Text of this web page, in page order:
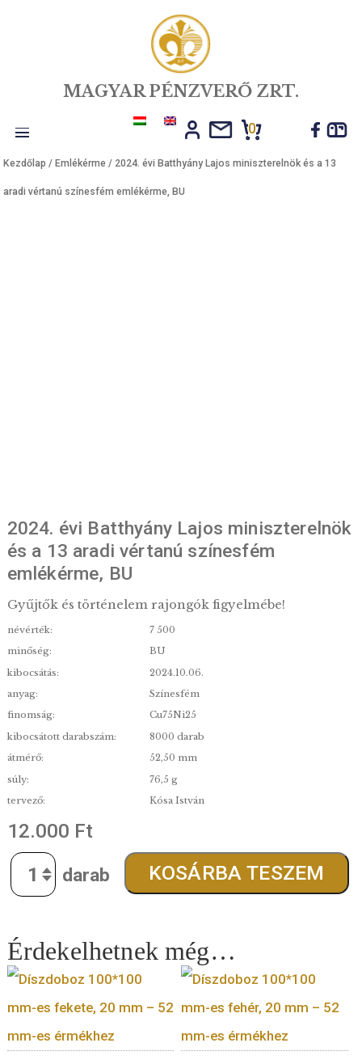
MAGYAR PÉNZVERŐ ZRT.
Toggle
navigation
Kezdőlap / Emlékérme / 2024. évi Batthyány Lajos miniszterelnök és
2024. évi Batthyány Lajos
és a 13 aradi vértanú színesfém
emlékérme, BU
Gyűjtők és történelem rajongók figyelmébe!
névérték:
7 500
minőség:
BU
kibocsátás: 2024.10.06.
anyag: Színesfém
kibocsátott darabszám:
átmérő: 52,50 mm
súly:
12.000Ft
Quantity KOSÁRBA